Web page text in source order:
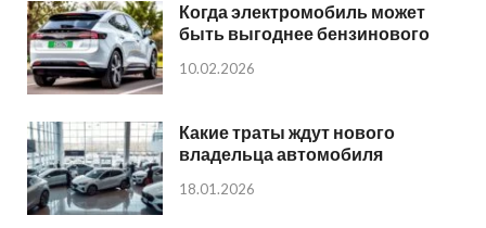
Когда электромобиль может
быть выгоднее бензинового
10.02.2026
Какие траты ждут нового
владельца автомобиля
18.01.2026